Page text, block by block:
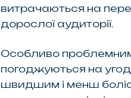
витрачаються на
дорослої аудиторії.
Особливо проблемним
погоджуються на
швидшим і менш